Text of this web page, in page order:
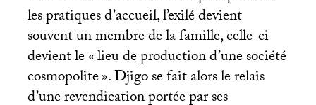
les pratiques d’accueil, l’exilé devient
souvent un membre de la famille, celle-ci
devient le «lieu de production d’une société
cosmopolite». Djigo se fait alors le relais
d’une revendication portée par ses